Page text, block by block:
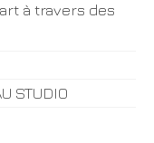
à travers des
STUDIO